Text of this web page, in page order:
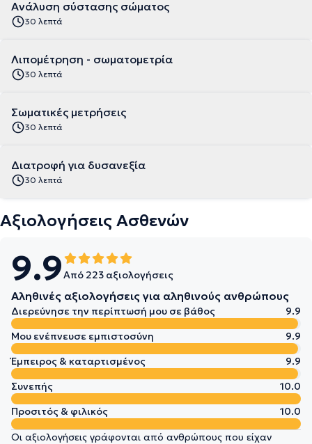
Aνάλυση σύστασης σώματος
30 λεπτά
Λιπομέτρηση - σωματομετρία
30 λεπτά
Σωματικές μετρήσεις
30 λεπτά
Διατροφή για δυσανεξία
30 λεπτά
Αξιολογήσεις Ασθενών
9.9Από 223 αξιολογήσεις
Αληθινές αξιολογήσεις για αληθινούς ανθρώπους
Διερεύνησε την περίπτωσή μου σε βάθος
9.9
Μου ενέπνευσε εμπιστοσύνη
9.9
Έμπειρος & καταρτισμένος
9.9
Συνεπής
10.0
Προσιτός & φιλικός
10.0
Οι αξιολογήσεις γράφονται από ανθρώπους που είχαν